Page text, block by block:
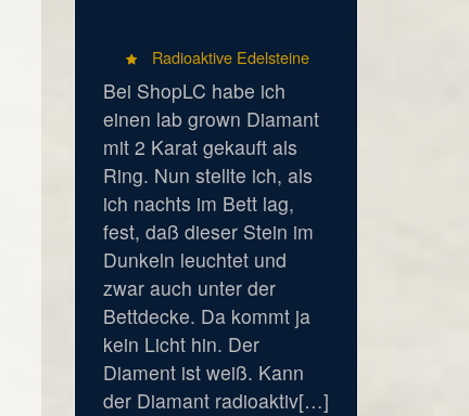
Radioaktive Edelsteine
Bei ShopLC habe ich
einen lab grown Diamant
mit 2 Karat gekauft als
Ring. Nun stellte ich, als
ich nachts im Bett lag,
fest, daß dieser Stein im
Dunkeln leuchtet und
zwar auch unter der
Bettdecke. Da kommt ja
kein Licht hin. Der
Diament ist weiß. Kann
der Diamant radioaktiv[…]